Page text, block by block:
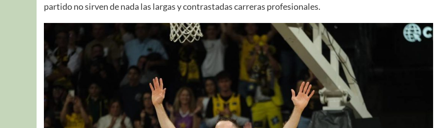
partido no sirven de nada las largas y contrastadas carreras profesionales.